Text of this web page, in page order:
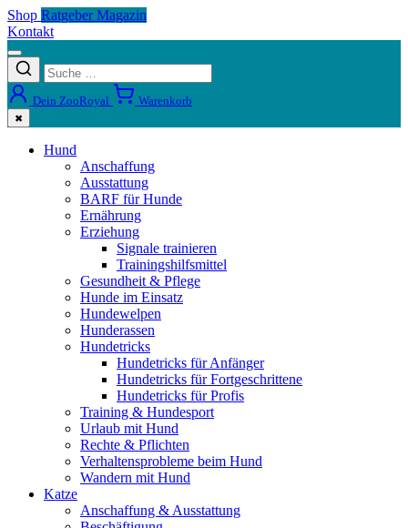
Shop Ratgeber Magazin
Kontakt
Dein ZooRoyal Warenkorb
✖
Hund
Anschaffung
Ausstattung
BARF für Hunde
Ernährung
Erziehung
Signale trainieren
Trainingshilfsmittel
Gesundheit & Pflege
Hunde im Einsatz
Hundewelpen
Hunderassen
Hundetricks
Hundetricks für Anfänger
Hundetricks für Fortgeschrittene
Hundetricks für Profis
Training & Hundesport
Urlaub mit Hund
Rechte & Pflichten
Verhaltensprobleme beim Hund
Wandern mit Hund
Katze
Anschaffung & Ausstattung